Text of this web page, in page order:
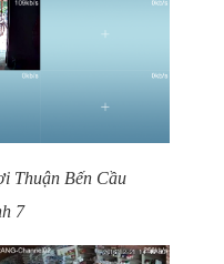
Thuận Bến Cầu
7